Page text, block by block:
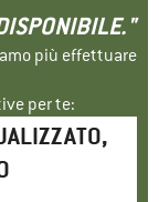
più effettuare
per te: